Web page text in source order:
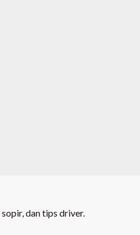
dan tips driver.